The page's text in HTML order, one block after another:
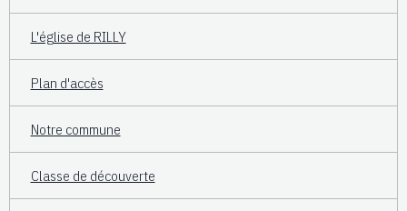
L'église de RILLY
Plan d'accès
Notre commune
Classe de découverte